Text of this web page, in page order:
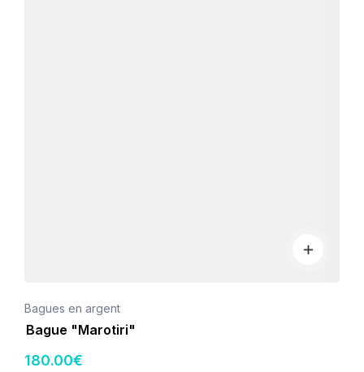
Bagues en argent
Bague "Marotiri"
180.00€